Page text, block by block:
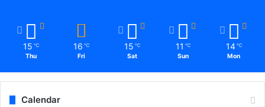
15 ℃
Thu
16 ℃
Fri
15 ℃
Sat
11 ℃
Sun
14 ℃
Mon
Calendar